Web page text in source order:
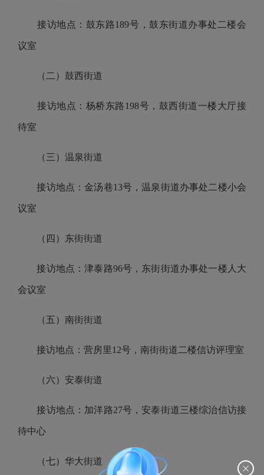
接访地点：鼓东路189号，鼓东街道办事处二楼会
议室
（二）鼓西街道
接访地点：杨桥东路198号，鼓西街道一楼大厅接
待室
（三）温泉街道
接访地点：金汤巷13号，温泉街道办事处二楼小会
议室
（四）东街街道
接访地点：津泰路96号，东街街道办事处一楼人大
会议室
（五）南街街道
接访地点：营房里12号，南街街道二楼信访评理室
（六）安泰街道
接访地点：加洋路27号，安泰街道三楼综治信访接
待中心
（七）华大街道